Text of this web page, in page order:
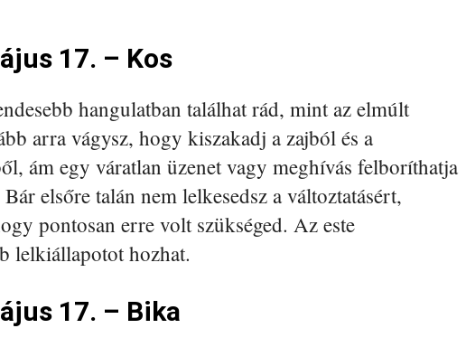
17. – Kos
hangulatban találhat rád, mint az elmúlt
arra vágysz, hogy kiszakadj a zajból és a
ám egy váratlan üzenet vagy meghívás felboríthatja
elsőre talán nem lelkesedsz a változtatásért,
pontosan erre volt szükséged. Az este
lelkiállapotot hozhat.
17. – Bika